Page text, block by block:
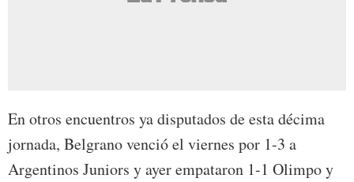
En otros encuentros ya disputados de esta décima
jornada, Belgrano venció el viernes por 1-3 a
Argentinos Juniors y ayer empataron 1-1 Olimpo y